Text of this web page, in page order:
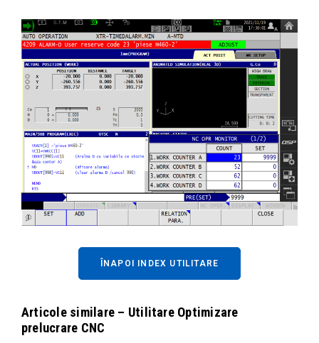
ÎNAPOI INDEX UTILITARE
Articole similare – Utilitare Optimizare
prelucrare CNC